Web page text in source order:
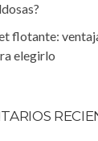
flotante:
elegirlo